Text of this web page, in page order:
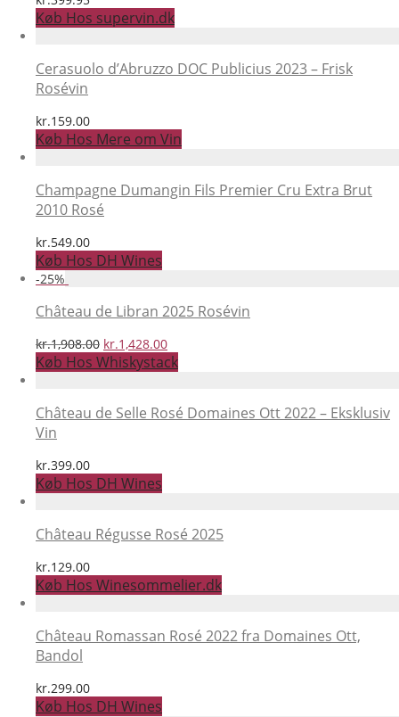
Køb Hos supervin.dk
Cerasuolo d’Abruzzo DOC Publicius 2023 – Frisk
Rosévin
kr.159.00
Køb Hos Mere om Vin
Champagne Dumangin Fils Premier Cru Extra Brut
2010 Rosé
kr.549.00
Køb Hos DH Wines
-25%
Château de Libran 2025 Rosévin
kr.1,908.00 Den
oprindelige
pris
kr.1,908.00.
kr.1,428.00Den
aktuelle
pris
kr.1,428.00.
Køb Hos Whiskystack
Château de Selle Rosé Domaines Ott 2022 – Eksklusiv
Vin
kr.399.00
Køb Hos DH Wines
Château Régusse Rosé 2025
kr.129.00
Køb Hos Winesommelier.dk
Château Romassan Rosé 2022 fra Domaines Ott,
Bandol
kr.299.00
Køb Hos DH Wines